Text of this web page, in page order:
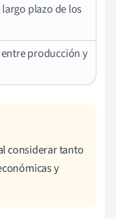
plazo de los
producción y
considerar tanto
y